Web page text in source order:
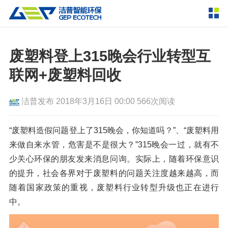
双轴撕碎机 单轴撕碎机
四轴撕碎机
垃圾破袋机 移动式撕碎站
粉碎设备
环锤式粉碎机 鼓式粉碎机
轮胎钢丝分离机 通用型粉碎机
破碎设备
反击式破碎机 颚式破碎机
圆锥破碎机 立轴冲击式破碎机
重型锤式破碎机 移动式破碎站
挤压成型设备
RDF成型机 生物质颗粒机
液压打包机
成套机组
封闭式破碎系统 废轮胎热解系统
分选分离设备
解决方案
服务支持
新闻资讯
走进洁普
废塑料登上315晚会行业转型互
联网+废塑料回收
洁普发布 2018年3月16日 00:00 566次阅读
“废塑料造假问题登上了315晚会，你知道吗？”、“废塑料用
来做自来水管，危害是不是很大？”315晚会一过，就有不
少关心环保的朋友发来消息问询。实际上，随着环保意识
的提升，社会各界对于废塑料的问题关注度越来越高，而
随着国家政策的重视，废塑料行业转型升级也正在进行
中。